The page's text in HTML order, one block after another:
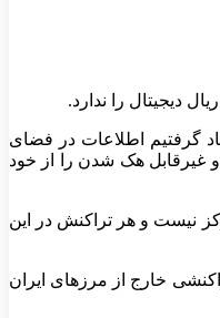
آنلاین به نقل از ایسنا، مدیرعامل انجمن بلاک‌چین و پژوهشگر ارز دیجیتال – درمورد چالش‌ها و الزامات ریال دیجیتال (رمز ریال) اظهار کرد: ما از سال ۲۰۰۹ یاد گرفتیم اطلاعات در فضای
و غیرقابل‌ هک شدن را از خود
نیست و هر تراکنش در این
خارج از مرزهای ایران